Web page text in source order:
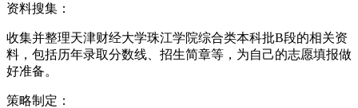
资料搜集：
收集并整理天津财经大学珠江学院综合类本科批B段的相关资
料，包括历年录取分数线、招生简章等，为自己的志愿填报做
好准备。
策略制定：